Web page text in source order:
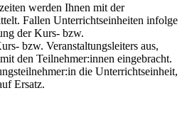
werden Ihnen mit der
Fallen Unterrichtseinheiten infolge
der Kurs- bzw.
bzw. Veranstaltungsleiters aus,
den Teilnehmer:innen eingebracht.
die Unterrichtseinheit,
Ersatz.